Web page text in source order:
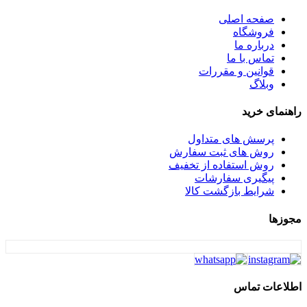
هوفیلوس
ویپ
یونیک
یونیکس
صفحه اصلی
فروشگاه
درباره ما
تماس با ما
قوانین و مقررات
وبلاگ
راهنمای خرید
پرسش های متداول
روش های ثبت سفارش
روش استفاده از تخفیف
پیگیری سفارشات
شرایط بازگشت کالا
مجوزها
اطلاعات تماس